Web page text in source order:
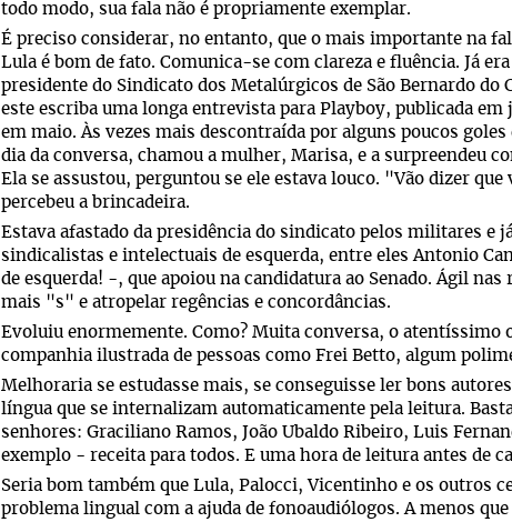
todo modo, sua fala não é propriamente exemplar.
É preciso considerar, no entanto, que o mais importante na
Lula é bom de fato. Comunica-se com clareza e fluência. Já
presidente do Sindicato dos Metalúrgicos de São Bernardo do
este escriba uma longa entrevista para Playboy, publicada
em maio. Às vezes mais descontraída por alguns poucos
dia da conversa, chamou a mulher, Marisa, e a surpreendeu
Ela se assustou, perguntou se ele estava louco. "Vão dizer
percebeu a brincadeira.
Estava afastado da presidência do sindicato pelos militares e
sindicalistas e intelectuais de esquerda, entre eles Antonio
de esquerda! -, que apoiou na candidatura ao Senado. Ágil
mais "s" e atropelar regências e concordâncias.
Evoluiu enormemente. Como? Muita conversa, o atentíssimo
companhia ilustrada de pessoas como Frei Betto, algum
Melhoraria se estudasse mais, se conseguisse ler bons
língua que se internalizam automaticamente pela leitura.
senhores: Graciliano Ramos, João Ubaldo Ribeiro, Luis
exemplo - receita para todos. E uma hora de leitura antes de
Seria bom também que Lula, Palocci, Vicentinho e os outros
problema lingual com a ajuda de fonoaudiólogos. A menos